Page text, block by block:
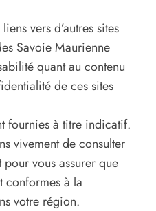
vers d’autres sites
Savoie Maurienne
quant au contenu
de ces sites
fournies à titre indicatif.
vivement de consulter
vous assurer que
conformes à la
votre région.